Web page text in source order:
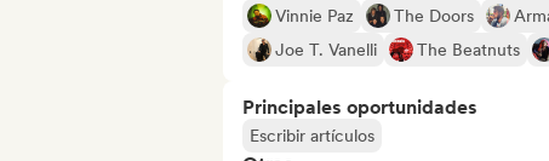
Vinnie Paz The Doors
Joe T. Vanelli
The Beatnuts
Principales oportunidades
Escribir artículos